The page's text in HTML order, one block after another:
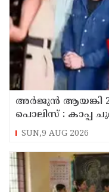
അര്‍ജുന്‍ ആയങ്കി
പൊലിസ് : കാപ്പ
നീക്കം
SUN,9 AUG 2026